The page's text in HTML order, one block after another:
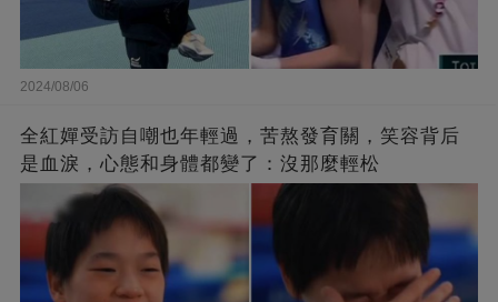
2024/08/06
全紅嬋受訪自嘲也年輕過，苦熬發育關，笑容背后
是血淚，心態和身體都變了：沒那麼輕松